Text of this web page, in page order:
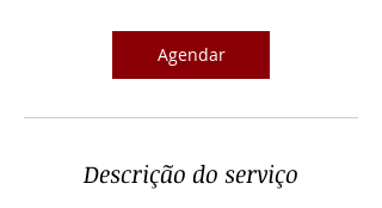
m
n
Agendar
Descrição do serviço